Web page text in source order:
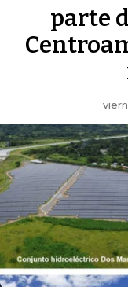
parte